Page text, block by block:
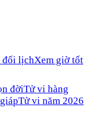
đổi lịchXem giờ tốt
đờiTử vi hàng
Tử vi năm 2026